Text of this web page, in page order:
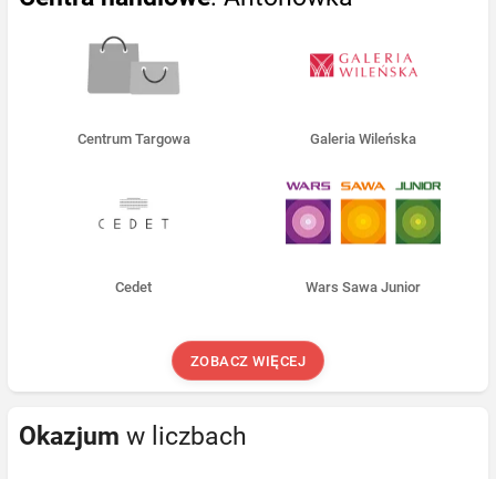
Centrum Targowa Galeria Wileńska
Cedet Wars Sawa Junior
ZOBACZ WIĘCEJ
Okazjum w liczbach